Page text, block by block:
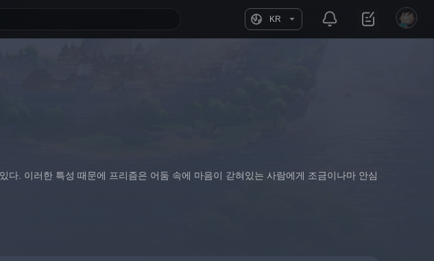
KR
. 이러한 특성 때문에 프리즘은 어둠 속에 마음이 갇혀있는 사람에게 조금이나마 안심